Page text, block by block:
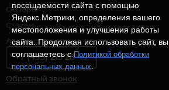
Обзоры
Статьи
Архив страниц
+7 (495) 215 28 49
Обратный звонок
посещаемости сайта с помощью
Яндекс.Метрики, определения вашего
местоположения и улучшения работы
сайта. Продолжая использовать сайт, вы
соглашаетесь сПолитикой обработки
персональных данных.